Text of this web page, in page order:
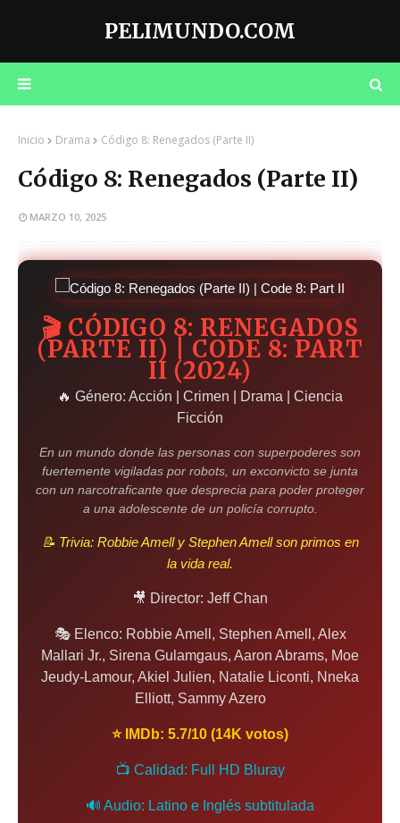
PELIMUNDO.COM
Inicio Drama Código 8: Renegados (Parte II)
Código 8: Renegados (Parte II)
MARZO 10, 2025
🎬 CÓDIGO 8: RENEGADOS
(PARTE II) | CODE 8: PART
II (2024)
🔥 Género: Acción | Crimen | Drama | Ciencia
Ficción
En un mundo donde las personas con superpoderes son
fuertemente vigiladas por robots, un exconvicto se junta
con un narcotraficante que desprecia para poder proteger
a una adolescente de un policía corrupto.
📝 Trivia: Robbie Amell y Stephen Amell son primos en
la vida real.
🎥 Director: Jeff Chan
🎭 Elenco: Robbie Amell, Stephen Amell, Alex
Mallari Jr., Sirena Gulamgaus, Aaron Abrams, Moe
Jeudy-Lamour, Akiel Julien, Natalie Liconti, Nneka
Elliott, Sammy Azero
⭐ IMDb: 5.7/10 (14K votos)
📺 Calidad: Full HD Bluray
🔊 Audio: Latino e Inglés subtitulada